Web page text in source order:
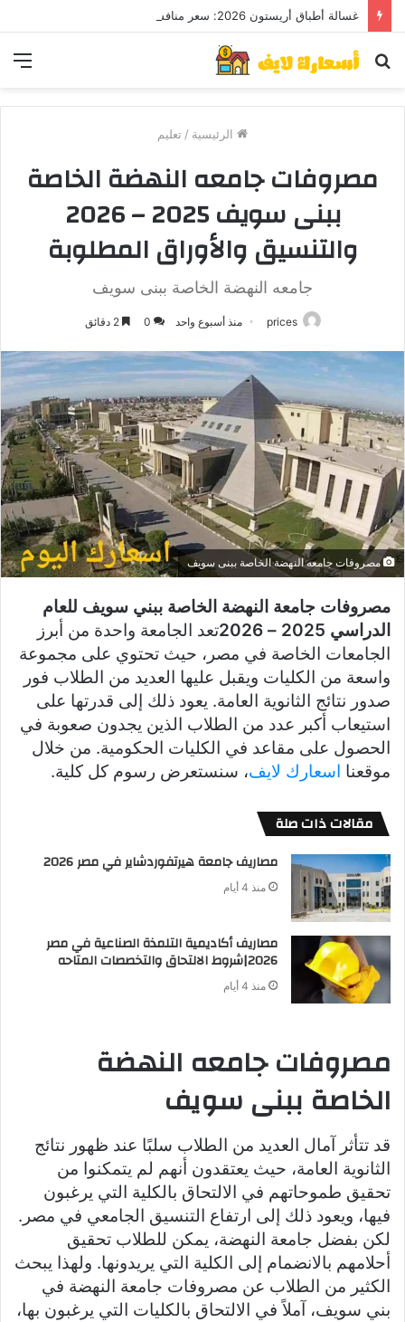
بحث
الرئيسية / تعليم
مصروفات جامعه النهضة الخاصة
ببنى سويف 2025 – 2026
والتنسيق والأوراق المطلوبة
جامعه النهضة الخاصة ببنى سويف
prices منذ أسبوع واحد 0 2 دقائق
مصروفات جامعه النهضة الخاصة ببنى سويف
مصروفات جامعة النهضة الخاصة ببني سويف للعام
الدراسي 2025 – 2026
تعد الجامعة واحدة من أبرز
الجامعات الخاصة في مصر، حيث تحتوي على مجموعة
واسعة من الكليات ويقبل عليها العديد من الطلاب فور
صدور نتائج الثانوية العامة. يعود ذلك إلى قدرتها على
استيعاب أكبر عدد من الطلاب الذين يجدون صعوبة في
الحصول على مقاعد في الكليات الحكومية. من خلال
موقعنا اسعارك لايف، سنستعرض رسوم كل كلية.
مقالات ذات صلة
مصاريف جامعة هيرتفوردشاير في مصر 2026
منذ 4 أيام
مصاريف أكاديمية التلمذة الصناعية في مصر
2026|شروط الالتحاق والتخصصات المتاحه
منذ 4 أيام
مصروفات جامعه النهضة
الخاصة ببنى سويف
قد تتأثر آمال العديد من الطلاب سلبًا عند ظهور نتائج
الثانوية العامة، حيث يعتقدون أنهم لم يتمكنوا من
تحقيق طموحاتهم في الالتحاق بالكلية التي يرغبون
فيها، ويعود ذلك إلى ارتفاع التنسيق الجامعي في مصر.
لكن بفضل جامعة النهضة، يمكن للطلاب تحقيق
أحلامهم بالانضمام إلى الكلية التي يريدونها. ولهذا يبحث
الكثير من الطلاب عن مصروفات جامعة النهضة في
بني سويف، آملاً في الالتحاق بالكليات التي يرغبون بها،